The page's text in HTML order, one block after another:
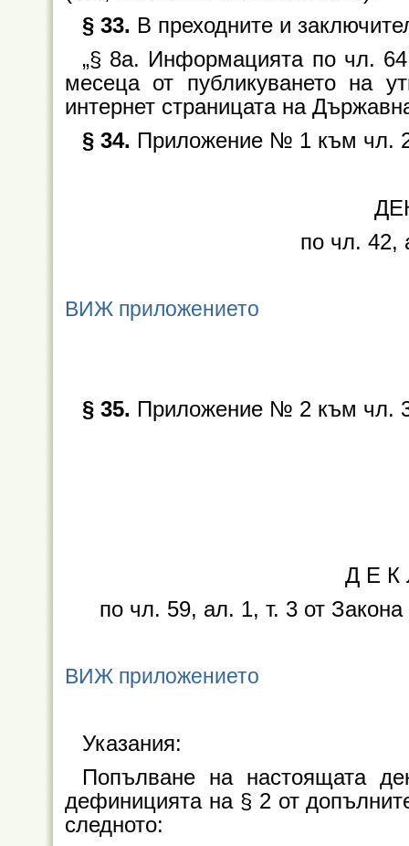
§ 33. В преходните и
„§ 8а. Информацията по чл.
месеца от публикуването на
интернет страницата на
§ 34. Приложение № 1 към чл.
по чл. 42,
ВИЖ приложението
§ 35. Приложение № 2 към чл.
Д Е К
по чл. 59, ал. 1, т. 3 от
ВИЖ приложението
Указания:
Попълване на настоящата
дефиницията на § 2 от
следното: